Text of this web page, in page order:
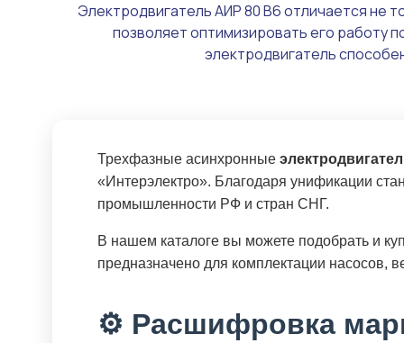
Электродвигатель АИР 80 В6 отличается не
позволяет оптимизировать его работу
электродвигатель
Трехфазные асинхронные
«Интерэлектро». Благодаря унификации
промышленности РФ и стран СНГ.
В нашем каталоге вы можете подобрать и
предназначено для комплектации насосов,
⚙️ Расшифровка